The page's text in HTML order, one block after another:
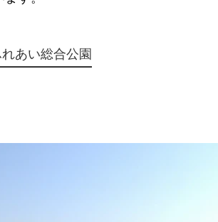
あい総合公園